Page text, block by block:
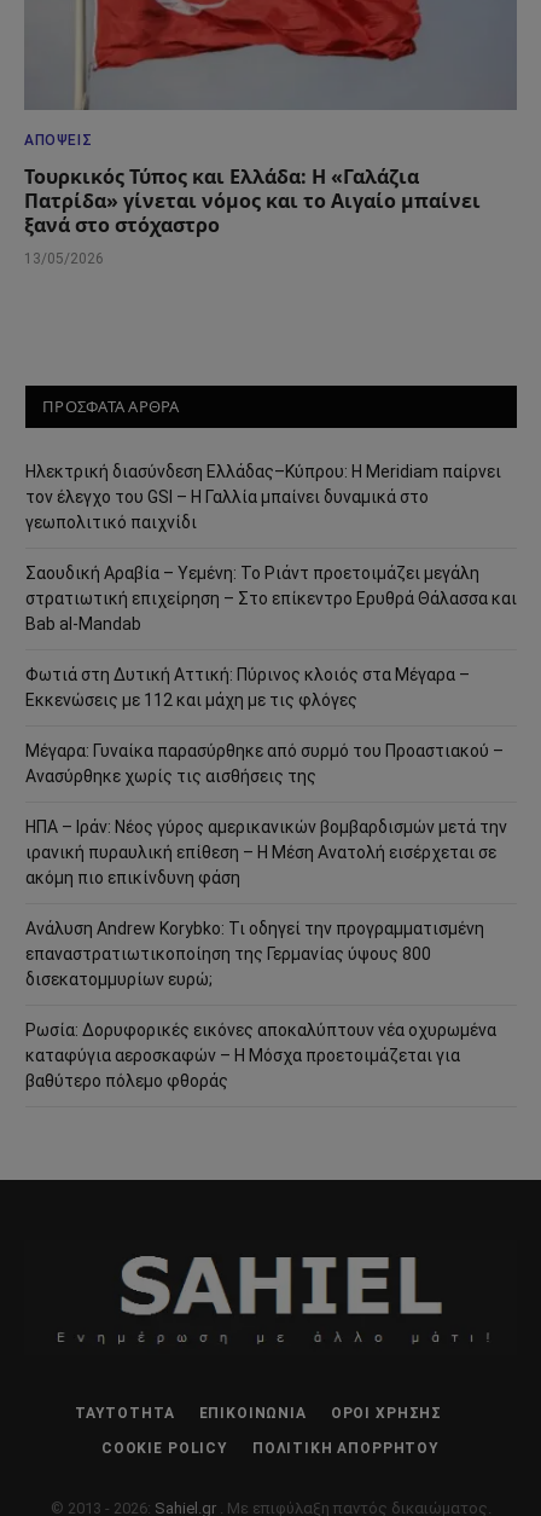
ΑΠΌΨΕΙΣ
Τουρκικός Τύπος και Ελλάδα: Η «Γαλάζια
Πατρίδα» γίνεται νόμος και το Αιγαίο μπαίνει
ξανά στο στόχαστρο
13/05/2026
ΠΡΟΣΦΑΤΑ ΑΡΘΡΑ
Ηλεκτρική διασύνδεση Ελλάδας–Κύπρου: Η Meridiam παίρνει
τον έλεγχο του GSI – Η Γαλλία μπαίνει δυναμικά στο
γεωπολιτικό παιχνίδι
Σαουδική Αραβία – Υεμένη: Το Ριάντ προετοιμάζει μεγάλη
στρατιωτική επιχείρηση – Στο επίκεντρο Ερυθρά Θάλασσα και
Bab al-Mandab
Φωτιά στη Δυτική Αττική: Πύρινος κλοιός στα Μέγαρα –
Εκκενώσεις με 112 και μάχη με τις φλόγες
Μέγαρα: Γυναίκα παρασύρθηκε από συρμό του Προαστιακού –
Ανασύρθηκε χωρίς τις αισθήσεις της
ΗΠΑ – Ιράν: Νέος γύρος αμερικανικών βομβαρδισμών μετά την
ιρανική πυραυλική επίθεση – Η Μέση Ανατολή εισέρχεται σε
ακόμη πιο επικίνδυνη φάση
Ανάλυση Andrew Korybko: Τι οδηγεί την προγραμματισμένη
επαναστρατιωτικοποίηση της Γερμανίας ύψους 800
δισεκατομμυρίων ευρώ;
Ρωσία: Δορυφορικές εικόνες αποκαλύπτουν νέα οχυρωμένα
καταφύγια αεροσκαφών – Η Μόσχα προετοιμάζεται για
βαθύτερο πόλεμο φθοράς
ΤΑΥΤΌΤΗΤΑ ΕΠΙΚΟΙΝΩΝΊΑ ΌΡΟΙ ΧΡΉΣΗΣ
COOKIE POLICY ΠΟΛΙΤΙΚΉ ΑΠΟΡΡΉΤΟΥ
© 2013 - 2026: Sahiel.gr . Με επιφύλαξη παντός δικαιώματος.